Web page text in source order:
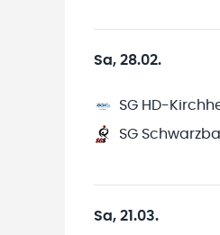
Sa, 28.02.
SG HD-
SG
Sa, 21.03.